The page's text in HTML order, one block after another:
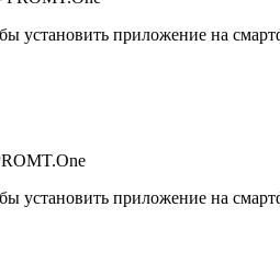
установить приложение на
установить приложение на